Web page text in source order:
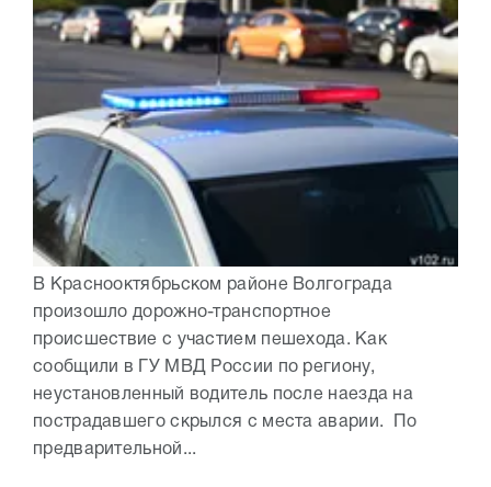
В Краснооктябрьском районе Волгограда
произошло дорожно-транспортное
происшествие с участием пешехода. Как
сообщили в ГУ МВД России по региону,
неустановленный водитель после наезда на
пострадавшего скрылся с места аварии. По
предварительной...